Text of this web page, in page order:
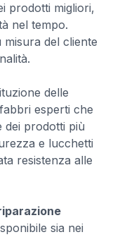
prodotti migliori,
nel tempo.
del cliente
delle
esperti che
dei prodotti più
e lucchetti
resistenza alle
sia nei